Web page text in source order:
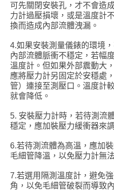
可先關閉安裝孔，才不會造
力計過壓損壞，或是溫度計
換而造成內部流體洩漏。
4.如果安裝測量儀錶的環境
內部流體脈衝不穩定，若幅
溫度計。但如果外部震動大
應將壓力計另固定於安穩處
管）連接至測壓口。溫度計
就會降低。
5. 安裝壓力計時，若待測流
穩定，應加裝壓力緩衝器來
6.若待測流體為高溫，應加
毛細管降溫，以免壓力計無
7.若選用隔測溫度計，避免
角，以免毛細管破裂而導致